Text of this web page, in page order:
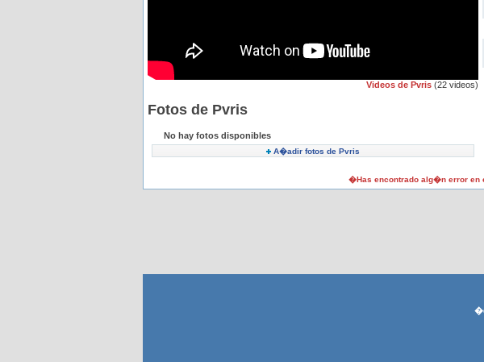
Videos de Pvris (22 videos)
Fotos de Pvris
No hay fotos disponibles
A�adir fotos de Pvris
�Has encontrado alg�n error en